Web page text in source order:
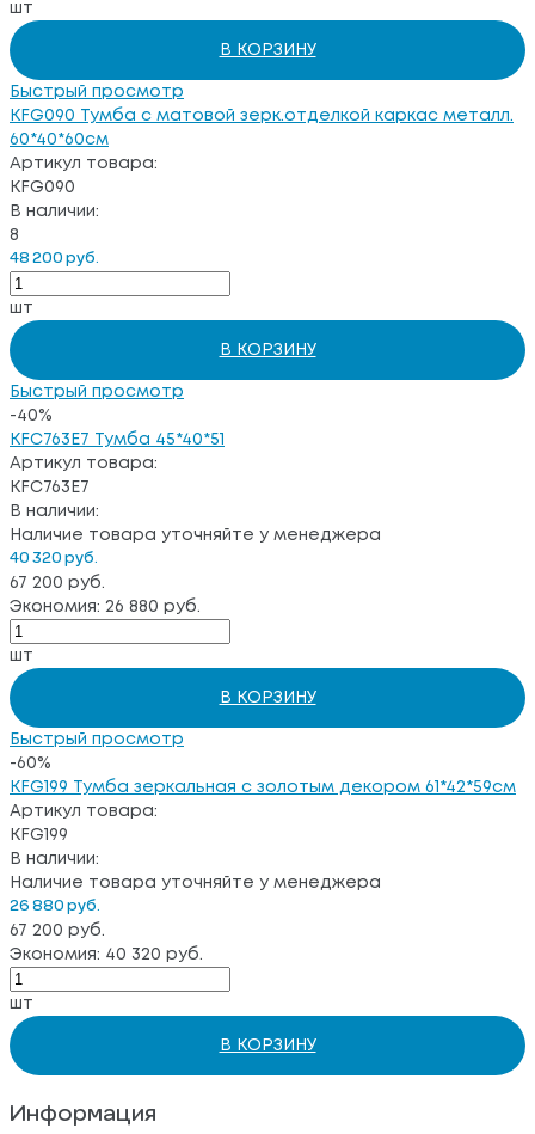
шт
В КОРЗИНУ
Быстрый просмотр
KFG090 Тумба с матовой зерк.отделкой каркас металл.
60*40*60см
Артикул товара:
KFG090
В наличии:
8
48 200 руб.
шт
В КОРЗИНУ
Быстрый просмотр
-40%
KFC763E7 Тумба 45*40*51
Артикул товара:
KFC763E7
В наличии:
Наличие товара уточняйте у менеджера
40 320 руб.
67 200 руб.
Экономия: 26 880 руб.
шт
В КОРЗИНУ
Быстрый просмотр
-60%
KFG199 Тумба зеркальная с золотым декором 61*42*59см
Артикул товара:
KFG199
В наличии:
Наличие товара уточняйте у менеджера
26 880 руб.
67 200 руб.
Экономия: 40 320 руб.
шт
В КОРЗИНУ
Информация